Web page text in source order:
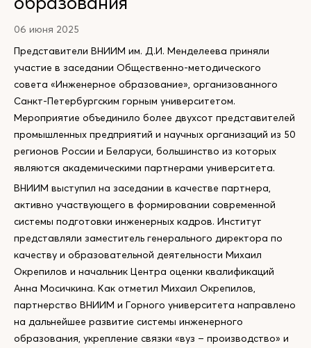
06 июня 2025
Представители ВНИИМ им. Д.И. Менделеева приняли
участие в заседании Общественно-методического
совета «Инженерное образование», организованного
Санкт-Петербургским горным университетом.
Мероприятие объединило более двухсот представителей
промышленных предприятий и научных организаций из 50
регионов России и Беларуси, большинство из которых
являются академическими партнерами университета.
ВНИИМ выступил на заседании в качестве партнера,
активно участвующего в формировании современной
системы подготовки инженерных кадров. Институт
представляли заместитель генерального директора по
качеству и образовательной деятельности Михаил
Окрепилов и начальник Центра оценки квалификаций
Анна Мосичкина. Как отметил Михаил Окрепилов,
партнерство ВНИИМ и Горного университета направлено
на дальнейшее развитие системы инженерного
образования, укрепление связки «вуз – производство» и